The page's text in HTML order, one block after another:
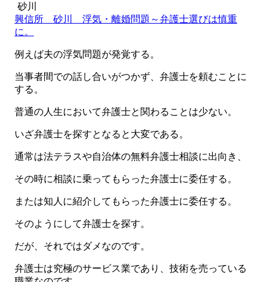
砂川
興信所 砂川 浮気・離婚問題～弁護士選びは慎重
に。
例えば夫の浮気問題が発覚する。
当事者間での話し合いがつかず、弁護士を頼むことに
する。
普通の人生において弁護士と関わることは少ない。
いざ弁護士を探すとなると大変である。
通常は法テラスや自治体の無料弁護士相談に出向き、
その時に相談に乗ってもらった弁護士に委任する。
または知人に紹介してもらった弁護士に委任する。
そのようにして弁護士を探す。
だが、それではダメなのです。
弁護士は究極のサービス業であり、技術を売っている